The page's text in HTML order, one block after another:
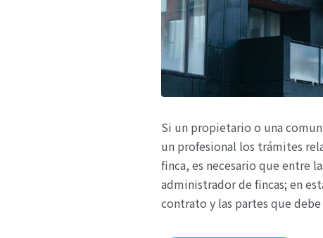
Si un propietario o una
un profesional los trámites
finca, es necesario que entre
administrador de fincas; en
contrato y las partes que